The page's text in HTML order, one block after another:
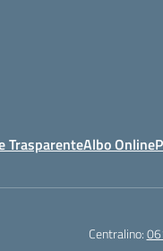
TrasparenteAlbo Online
Centralino: